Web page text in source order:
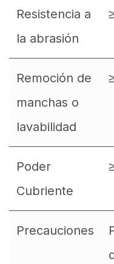
Resistencia a
la abrasión
Remoción de
manchas o
lavabilidad
Poder
Cubriente
Precauciones